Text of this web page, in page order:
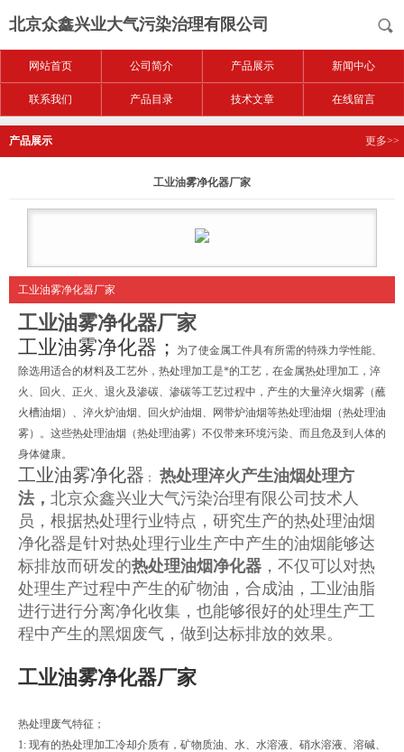
北京众鑫兴业大气污染治理有限公司
网站首页 公司简介 产品展示 新闻中心
联系我们 产品目录 技术文章 在线留言
产品展示 更多>>
工业油雾净化器厂家
工业油雾净化器厂家
工业油雾净化器厂家
工业油雾净化器；
为了使金属工件具有所需的特殊力学性能、
除选用适合的材料及工艺外，热处理加工是*的工艺，在金属热处理加工，淬
火、回火、正火、退火及渗碳、渗碳等工艺过程中，产生的大量淬火烟雾（蘸
火槽油烟）、淬火炉油烟、回火炉油烟、网带炉油烟等热处理油烟（热处理油
雾）。这些热处理油烟（热处理油雾）不仅带来环境污染、而且危及到人体的
身体健康。
工业油雾净化器 ；
热处理淬火产生油烟处理方
法， 北京众鑫兴业大气污染治理有限公司技术人
员，根据热处理行业特点，研究生产的热处理油烟
净化器是针对热处理行业生产中产生的油烟能够达
标排放而研发的热处理油烟净化器 ，不仅可以对热
处理生产过程中产生的矿物油，合成油，工业油脂
进行进行分离净化收集，也能够很好的处理生产工
程中产生的黑烟废气，做到达标排放的效果。
工业油雾净化器厂家
热处理废气特征；
1: 现有的热处理加工冷却介质有，矿物质油、水、水溶液、硝水溶液、溶碱、